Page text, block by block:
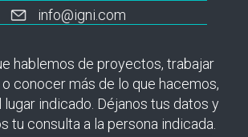
info@igni.com
hablemos de proyectos, trabajar
conocer más de lo que hacemos,
lugar indicado. Déjanos tus datos y
tu consulta a la persona indicada.